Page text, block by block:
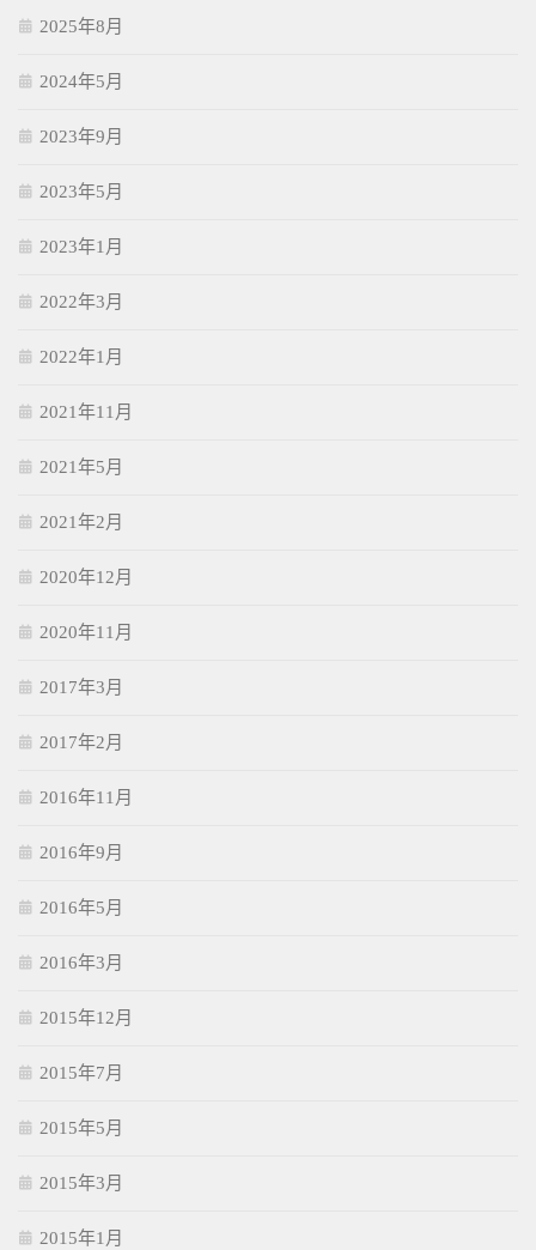
2025年8月
2024年5月
2023年9月
2023年5月
2023年1月
2022年3月
2022年1月
2021年11月
2021年5月
2021年2月
2020年12月
2020年11月
2017年3月
2017年2月
2016年11月
2016年9月
2016年5月
2016年3月
2015年12月
2015年7月
2015年5月
2015年3月
2015年1月